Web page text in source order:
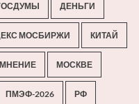
ДЕНЬГИ
МОСБИРЖИ КИТАЙ
МНЕНИЕ МОСКВЕ
ПМЭФ-2026 РФ